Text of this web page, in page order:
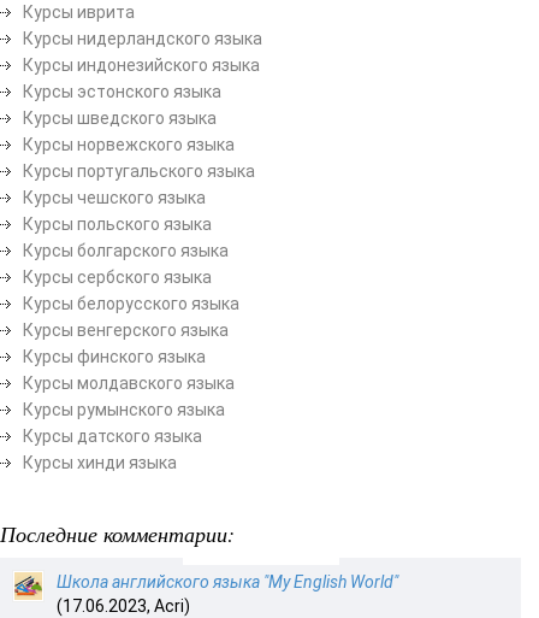
Курсы иврита
Курсы нидерландского языка
Курсы индонезийского языка
Курсы эстонского языка
Курсы шведского языка
Курсы норвежского языка
Курсы португальского языка
Курсы чешского языка
Курсы польского языка
Курсы болгарского языка
Курсы сербского языка
Курсы белорусского языка
Курсы венгерского языка
Курсы финского языка
Курсы молдавского языка
Курсы румынского языка
Курсы датского языка
Курсы хинди языка
Последние комментарии:
Школа английского языка "My English World"
(17.06.2023, Acri)